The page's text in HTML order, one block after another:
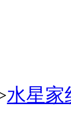
水星家